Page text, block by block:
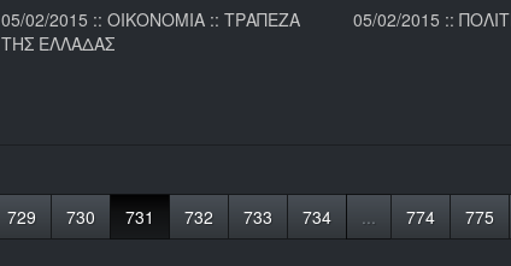
05/02/2015 :: ΟΙΚΟΝΟΜΙΑ :: ΤΡΑΠΕΖΑ
ΤΗΣ ΕΛΛΑΔΑΣ
05/02/2015 ::
729 730 731 732 733 734 ... 774 775